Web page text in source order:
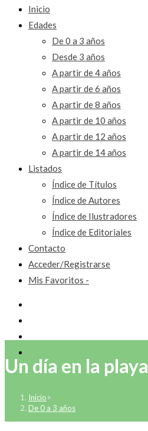
Inicio
Edades
De 0 a 3 años
Desde 3 años
A partir de 4 años
A partir de 6 años
A partir de 8 años
A partir de 10 años
A partir de 12 años
A partir de 14 años
Listados
Índice de Títulos
Índice de Autores
Índice de Ilustradores
Índice de Editoriales
Contacto
Acceder/Registrarse
Mis Favoritos -
Un día en la playa
Inicio>
De 0 a 3 años